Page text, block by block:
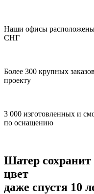
Наши офисы расположены
СНГ
Более 300 крупных
проекту
3 000 изготовленных и
по оснащению
Шатер
цвет
даже спустя 10